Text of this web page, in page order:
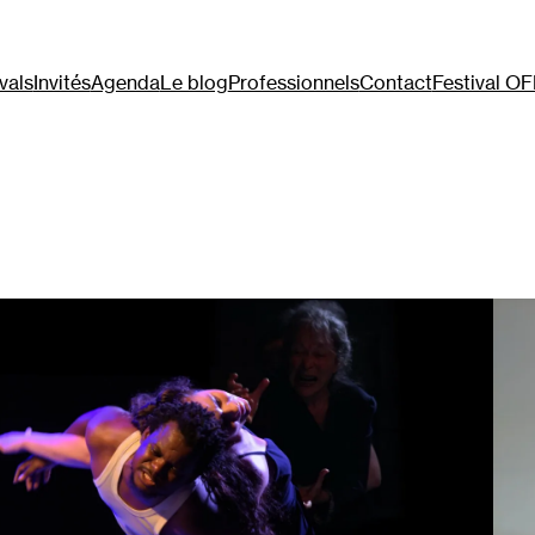
InvitésAgendaLe blogProfessionnelsContactFestival